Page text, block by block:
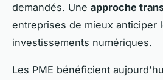
demandés. Une approche
entreprises de mieux anticiper
investissements numériques.
Les PME bénéficient